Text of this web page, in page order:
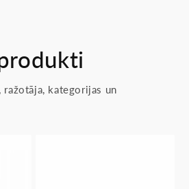
kategorijas un